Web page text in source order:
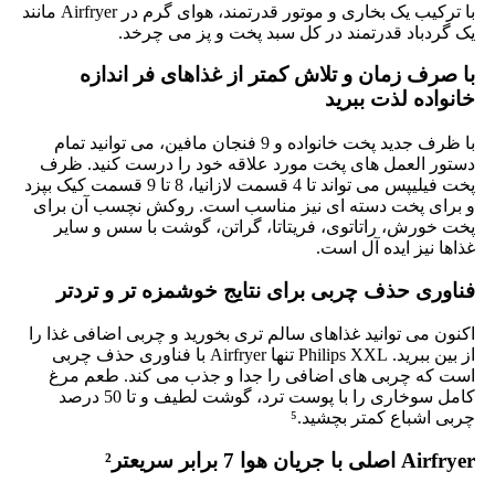
با ترکیب یک بخاری و موتور قدرتمند، هوای گرم در Airfryer مانند
یک گردباد قدرتمند در کل سبد پخت و پز می چرخد.
با صرف زمان و تلاش کمتر از غذاهای فر اندازه
خانواده لذت ببرید
با ظرف جدید پخت خانواده و 9 فنجان مافین، می توانید تمام
دستور العمل های پخت مورد علاقه خود را درست کنید. ظرف
پخت فیلیپس می تواند تا 4 قسمت لازانیا، 8 تا 9 قسمت کیک بپزد
و برای پخت دسته ای نیز مناسب است. روکش نچسب آن برای
پخت خورش، راتاتوی، فریتاتا، گراتن، گوشت با سس و سایر
غذاها نیز ایده آل است.
فناوری حذف چربی برای نتایج خوشمزه تر و تردتر
اکنون می توانید غذاهای سالم تری بخورید و چربی اضافی غذا را
از بین ببرید. Philips XXL تنها Airfryer با فناوری حذف چربی
است که چربی های اضافی را جدا و جذب می کند. طعم مرغ
کامل سوخاری را با پوست ترد، گوشت لطیف و تا 50 درصد
چربی اشباع کمتر بچشید.⁵
Airfryer اصلی با جریان هوا 7 برابر سریعتر²